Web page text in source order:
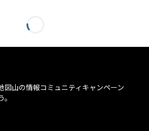
図山の情報コミュニティ キャンペーン